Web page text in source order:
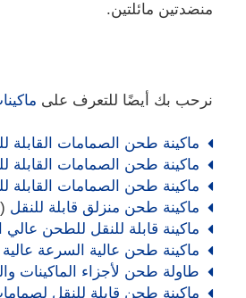
منضدتين مائلتين.
نرحب بك أيضًا للتعرف على
ماكينة طحن الصمامات القابلة
ماكينة طحن الصمامات القابلة
ماكينة طحن الصمامات القابلة
ماكينة طحن منزلق قابلة للنقل (SL)
ماكينة قابلة للنقل للطحن
ماكينة طحن عالية السرعة
طاولة طحن لأجزاء الماكينات
ماكينة طحن قابلة للنقل